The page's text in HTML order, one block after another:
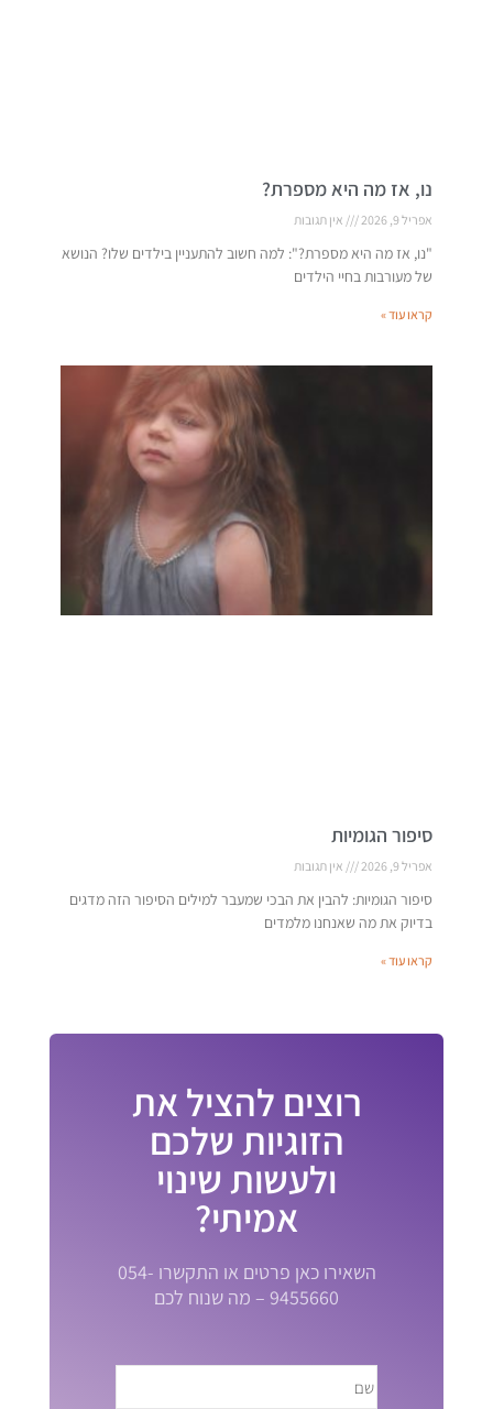
נו, אז מה היא מספרת?
אפריל 9, 2026 אין תגובות
"נו, אז מה היא מספרת?": למה חשוב להתעניין בילדים שלו? הנושא
של מעורבות בחיי הילדים
קראו עוד »
סיפור הגומיות
אפריל 9, 2026 אין תגובות
סיפור הגומיות: להבין את הבכי שמעבר למילים הסיפור הזה מדגים
בדיוק את מה שאנחנו מלמדים
קראו עוד »
רוצים להציל את
הזוגיות שלכם
ולעשות שינוי
אמיתי?
השאירו כאן פרטים או התקשרו 054-
9455660 – מה שנוח לכם